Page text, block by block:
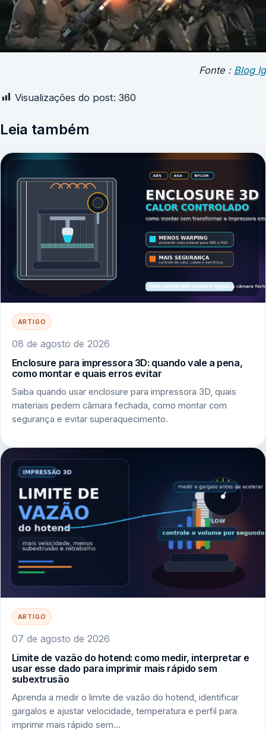
Fonte : Blog Ig
Visualizações do post: 360
Leia também
ARTIGO
08 de agosto de 2026
Enclosure para impressora 3D: quando vale a pena,
como montar e quais erros evitar
Saiba quando usar enclosure para impressora 3D, quais
materiais pedem câmara fechada, como montar com
segurança e evitar superaquecimento.
ARTIGO
07 de agosto de 2026
Limite de vazão do hotend: como medir, interpretar e
usar esse dado para imprimir mais rápido sem
subextrusão
Aprenda a medir o limite de vazão do hotend, identificar
gargalos e ajustar velocidade, temperatura e perfil para
imprimir mais rápido sem…